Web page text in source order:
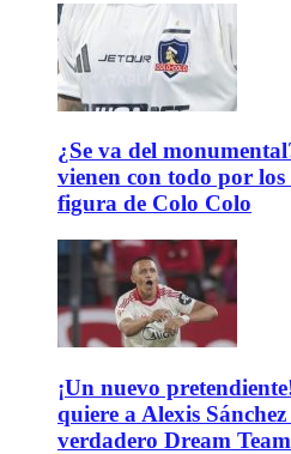
¿Se va del
vienen con todo por los
figura de Colo Colo
¡Un nuevo
quiere a Alexis
verdadero Dream Team